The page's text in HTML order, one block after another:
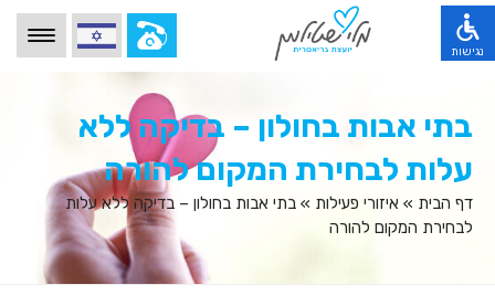
הגעת
לתפריט
הנגישות,
לחץ
טאב
נגישות
הגעת
לאיזור
הלוגו
ופרטי
לצורך
לחץ
אנטר
הראשי
ולאיזור
החלפה
שפות,
לחץ
תהליך העבודה
משפחות מספרות
מילון מושגים
הגעת
לתוכן
לחץ
אנטר
כדי
בתי אבות בחולון – בדיקה ללא
עלות לבחירת המקום להורה
דף הבית » איזורי פעילות » בתי אבות בחולון – בדיקה ללא עלות
לבחירת המקום להורה